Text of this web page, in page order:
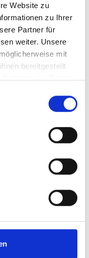
Website zu
zu Ihrer
Partner für
weiter. Unsere
mit
bereitgestellt
der Dienste